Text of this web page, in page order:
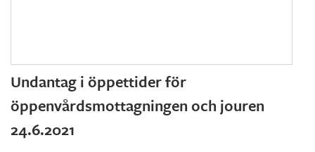
Undantag i öppettider för
öppenvårdsmottagningen och jouren
24.6.2021